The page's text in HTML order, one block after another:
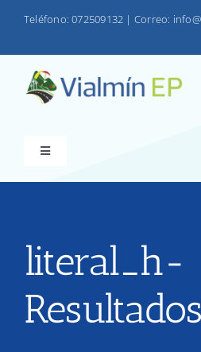
Teléfono: 072509132 | Correo:
Toggle
Navigation
VIALMIN
PRODUCTOS
literal_h-